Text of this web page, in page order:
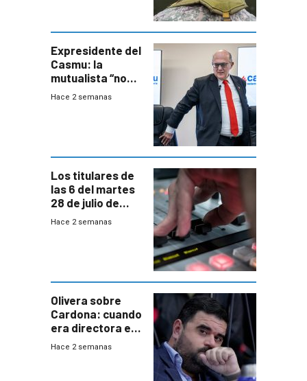
seguridad
Expresidente del
Casmu: la
mutualista “no
está para pagar”
Hace 2 semanas
Los titulares de
las 6 del martes
28 de julio de
2026
Hace 2 semanas
Olivera sobre
Cardona: cuando
era directora en
UTE “no era muy
Hace 2 semanas